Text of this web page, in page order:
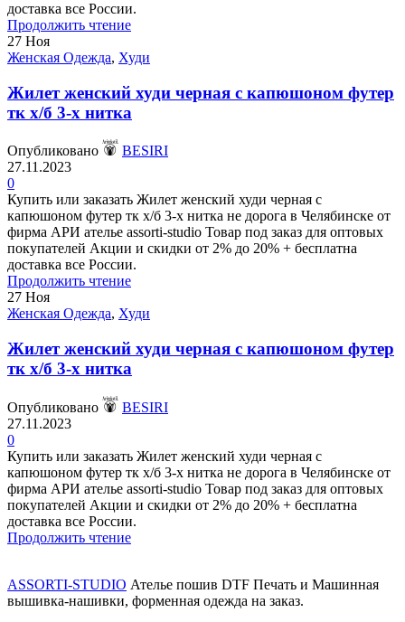
доставка все России.
Продолжить чтение
27 Ноя
Женская Одежда, Худи
Жилет женский худи черная с капюшоном футер
тк х/б 3-х нитка
Опубликовано
BESIRI
27.11.2023
0
Купить или заказать Жилет женский худи черная с
капюшоном футер тк х/б 3-х нитка не дорога в Челябинске от
фирма АРИ ателье assorti-studio Товар под заказ для оптовых
покупателей Акции и скидки от 2% до 20% + бесплатна
доставка все России.
Продолжить чтение
27 Ноя
Женская Одежда, Худи
Жилет женский худи черная с капюшоном футер
тк х/б 3-х нитка
Опубликовано
BESIRI
27.11.2023
0
Купить или заказать Жилет женский худи черная с
капюшоном футер тк х/б 3-х нитка не дорога в Челябинске от
фирма АРИ ателье assorti-studio Товар под заказ для оптовых
покупателей Акции и скидки от 2% до 20% + бесплатна
доставка все России.
Продолжить чтение
ASSORTI-STUDIO Ателье пошив DTF Печать и Машинная
вышивка-нашивки, форменная одежда на заказ.